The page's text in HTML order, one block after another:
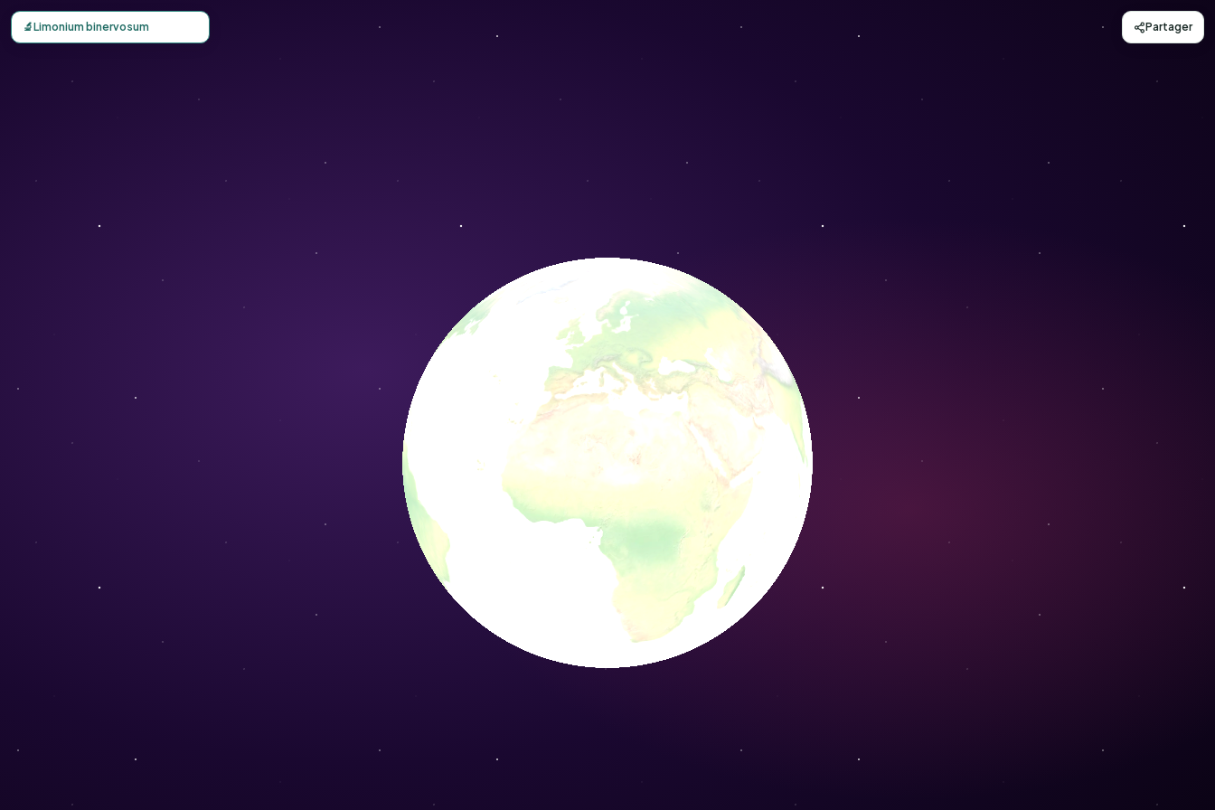
Carte d'observation du Limonium binervosum (Limonium binervosum) - Conservation Nature
🔬Limonium binervosum Partager